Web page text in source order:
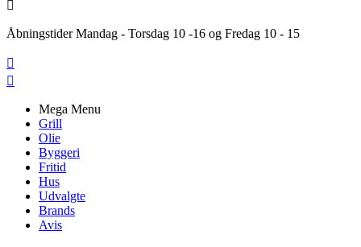

Åbningstider Mandag - Torsdag 10 -16 og Fredag 10 - 15


Mega Menu
Grill
Olie
Byggeri
Fritid
Hus
Udvalgte
Brands
Avis